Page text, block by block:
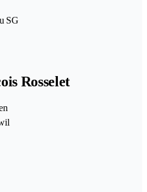
SG
Rosselet